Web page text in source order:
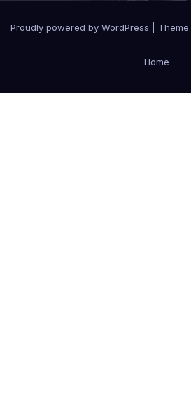
Proudly powered by WordPress Theme:
Home